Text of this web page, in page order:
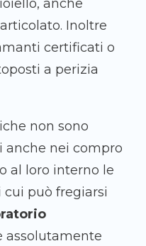
anche
Inoltre
certificati o
a perizia
non sono
anche nei compro
al loro interno le
cui può fregiarsi
assolutamente